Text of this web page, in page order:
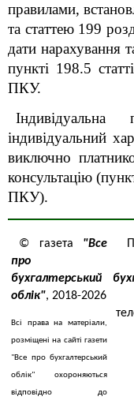
правилами,
та статтею 199
дати нарахування
пункті 198.5
ПКУ.
Індивідуальна
індивідуальний
виключно
консультацію
ПКУ).
© газета "Все
про
бухгалтерський
облік", 2018-2026
Всі права на матеріали,
розміщені на сайті газети
"Все про бухгалтерський
облік" охороняються
відповідно до